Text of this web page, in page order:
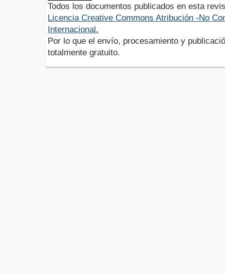
Todos los documentos publicados en esta
Licencia Creative Commons Atribución -No
Internacional.
Por lo que el envío, procesamiento y
totalmente gratuito.